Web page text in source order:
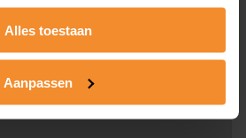
Alles toestaan
Aanpassen
van het perceel en